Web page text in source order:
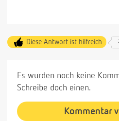
Diese Antwort ist hilfreich
Es wurden noch keine
Schreibe doch einen.
Kommentar